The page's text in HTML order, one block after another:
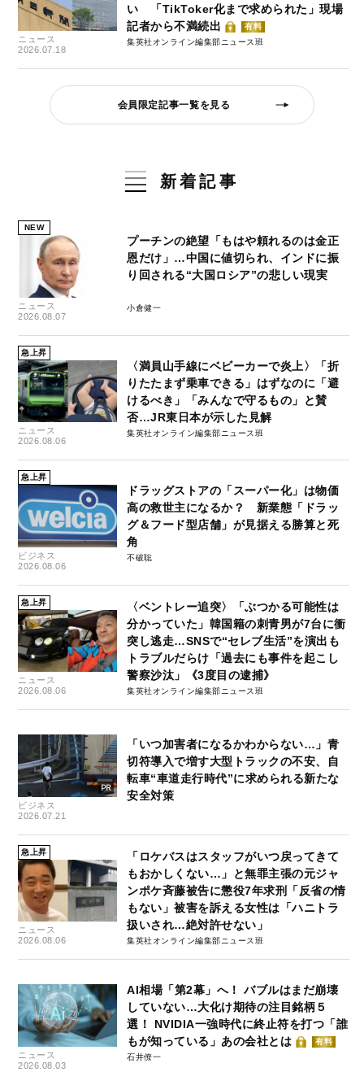
ニュース
2026.07.18
い 「TikToker化まで求められた」現場
記者から不満続出
有料
集英社オンライン編集部ニュース班
会員限定記事一覧を見る
新着記事
NEW
ニュース
2026.08.07
プーチンの絶望「もはや頼れるのは金正
恩だけ」…中国に値切られ、インドに振
り回される“大国ロシア”の悲しい現実
小倉健一
急上昇
ニュース
2026.08.06
〈満員山手線にベビーカーで炎上〉「折
りたたまず乗車できる」はずなのに「避
けるべき」「みんなで守るもの」と賛
否…JR東日本が示した見解
集英社オンライン編集部ニュース班
急上昇
ビジネス
2026.08.06
ドラッグストアの「スーパー化」は物価
高の救世主になるか？ 新業態「ドラッ
グ＆フード型店舗」が見据える勝算と死
角
不破聡
急上昇
ニュース
2026.08.06
〈ベントレー追突〉「ぶつかる可能性は
分かっていた」韓国籍の刺青男が7台に衝
突し逃走…SNSで“セレブ生活”を演出も
トラブルだらけ「過去にも事件を起こし
警察沙汰」《3度目の逮捕》
集英社オンライン編集部ニュース班
ビジネス
2026.07.21
「いつ加害者になるかわからない…」青
切符導入で増す大型トラックの不安、自
転車“車道走行時代”に求められる新たな
安全対策
急上昇
ニュース
2026.08.06
「ロケバスはスタッフがいつ戻ってきて
もおかしくない…」と無罪主張の元ジャ
ンポケ斉藤被告に懲役7年求刑「反省の情
もない」被害を訴える女性は「ハニトラ
扱いされ…絶対許せない」
集英社オンライン編集部ニュース班
ニュース
2026.08.03
AI相場「第2幕」へ！ バブルはまだ崩壊
していない…大化け期待の注目銘柄５
選！ NVIDIA一強時代に終止符を打つ「誰
もが知っている」あの会社とは
有料
石井僚一